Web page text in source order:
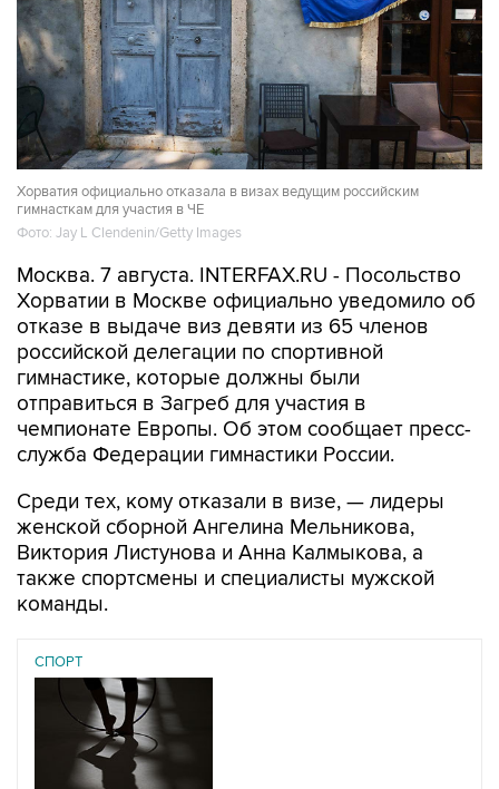
Хорватия официально отказала в визах ведущим российским
гимнасткам для участия в ЧЕ
Фото: Jay L Clendenin/Getty Images
Москва. 7 августа. INTERFAX.RU - Посольство
Хорватии в Москве официально уведомило об
отказе в выдаче виз девяти из 65 членов
российской делегации по спортивной
гимнастике, которые должны были
отправиться в Загреб для участия в
чемпионате Европы. Об этом сообщает пресс-
служба Федерации гимнастики России.
Среди тех, кому отказали в визе, — лидеры
женской сборной Ангелина Мельникова,
Виктория Листунова и Анна Калмыкова, а
также спортсмены и специалисты мужской
команды.
СПОРТ